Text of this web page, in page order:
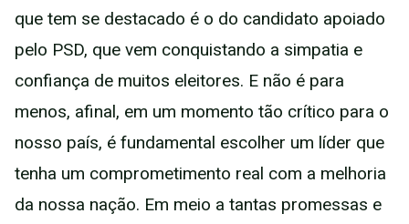
que tem se destacado é o do candidato apoiado
pelo PSD, que vem conquistando a simpatia e
confiança de muitos eleitores. E não é para
menos, afinal, em um momento tão crítico para o
nosso país, é fundamental escolher um líder que
tenha um comprometimento real com a melhoria
da nossa nação. Em meio a tantas promessas e